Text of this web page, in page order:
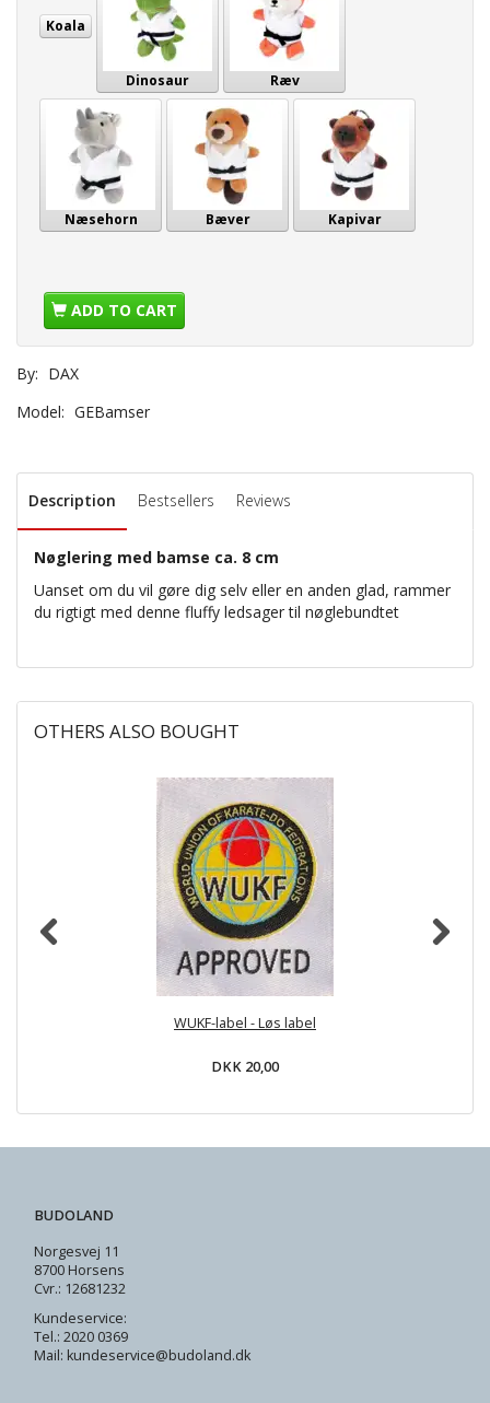
Koala
Dinosaur Ræv
Næsehorn Bæver Kapivar
ADD TO CART
By: DAX
Model: GEBamser
Description Bestsellers Reviews
Nøglering med bamse ca. 8 cm
Uanset om du vil gøre dig selv eller en anden glad, rammer
du rigtigt med denne fluffy ledsager til nøglebundtet
OTHERS ALSO BOUGHT
WUKF-label - Løs label
DKK 20,00
BUDOLAND
Norgesvej 11
8700 Horsens
Cvr.: 12681232
Kundeservice:
Tel.: 2020 0369
Mail: kundeservice@budoland.dk